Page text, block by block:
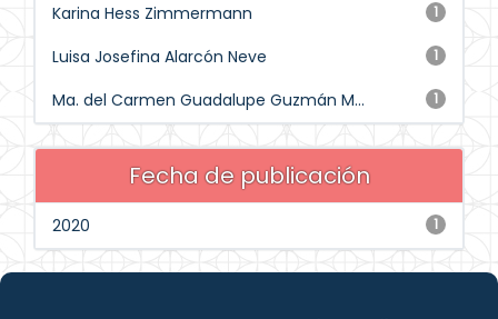
1
Karina Hess Zimmermann
1
Luisa Josefina Alarcón Neve
1
Ma. del Carmen Guadalupe Guzmán M...
Fecha de publicación
1
2020